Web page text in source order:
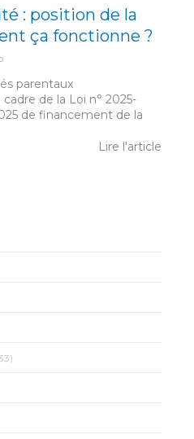
: position de la
ça fonctionne ?
parentaux
de la Loi n° 2025-
de financement de la
Lire l'article